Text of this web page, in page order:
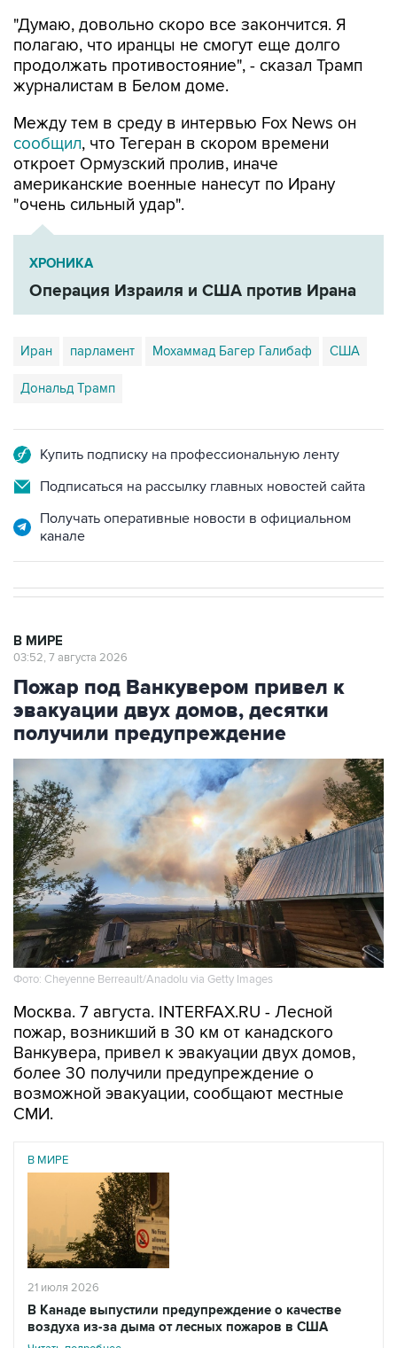
"Думаю, довольно скоро все закончится. Я
полагаю, что иранцы не смогут еще долго
продолжать противостояние", - сказал Трамп
журналистам в Белом доме.
Между тем в среду в интервью Fox News он
сообщил, что Тегеран в скором времени
откроет Ормузский пролив, иначе
американские военные нанесут по Ирану
"очень сильный удар".
ХРОНИКА
Операция Израиля и США против Ирана
Иран парламент Мохаммад Багер Галибаф США
Дональд Трамп
Купить подписку на профессиональную ленту
Подписаться на рассылку главных новостей сайта
Получать оперативные новости в официальном
канале
В МИРЕ
03:52, 7 августа 2026
Пожар под Ванкувером привел к
эвакуации двух домов, десятки
получили предупреждение
Фото: Cheyenne Berreault/Anadolu via Getty Images
Москва. 7 августа. INTERFAX.RU - Лесной
пожар, возникший в 30 км от канадского
Ванкувера, привел к эвакуации двух домов,
более 30 получили предупреждение о
возможной эвакуации, сообщают местные
СМИ.
В МИРЕ
21 июля 2026
В Канаде выпустили предупреждение о качестве
воздуха из-за дыма от лесных пожаров в США